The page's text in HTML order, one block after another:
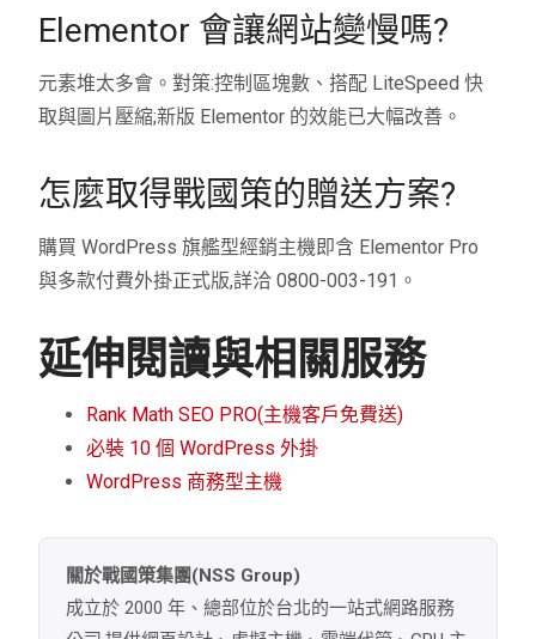
Elementor 會讓網站變慢嗎?
元素堆太多會。對策:控制區塊數、搭配 LiteSpeed 快
取與圖片壓縮;新版 Elementor 的效能已大幅改善。
怎麼取得戰國策的贈送方案?
購買 WordPress 旗艦型經銷主機即含 Elementor Pro
與多款付費外掛正式版,詳洽 0800-003-191。
延伸閱讀與相關服務
Rank Math SEO PRO(主機客戶免費送)
必裝 10 個 WordPress 外掛
WordPress 商務型主機
關於戰國策集團(NSS Group)
成立於 2000 年、總部位於台北的一站式網路服務